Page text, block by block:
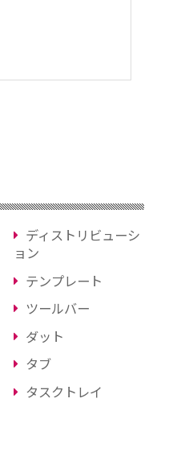
ディストリビューシ
ョン
テンプレート
ツールバー
ダット
タブ
タスクトレイ